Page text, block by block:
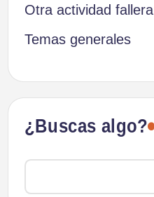
Otra actividad fallera
Temas generales
¿Buscas algo?